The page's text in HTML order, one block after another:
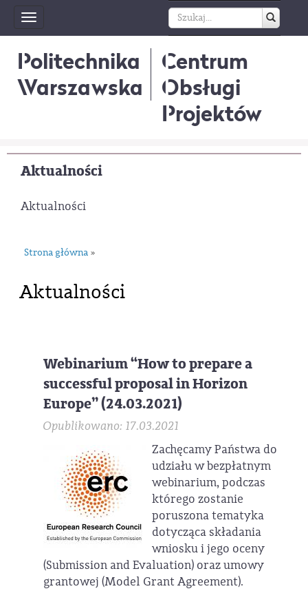
Toggle
navigation
Politechnika
Warszawska
Centrum
Obsługi
Projektów
Aktualności
Aktualności
Strona główna »
Aktualności
Webinarium “How to prepare a
successful proposal in Horizon
Europe” (24.03.2021)
Opublikowano: 17.03.2021
Zachęcamy Państwa do
udziału w bezpłatnym
webinarium, podczas
którego zostanie
poruszona tematyka
dotycząca składania
wniosku i jego oceny
(Submission and Evaluation) oraz umowy
grantowej (Model Grant Agreement).